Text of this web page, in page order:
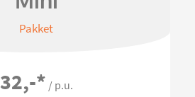
Pakket
32,-* / p.u.